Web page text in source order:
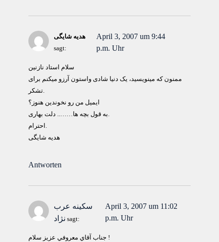
هدیه شایگی
sagt:
April 3, 2007 um 9:44
p.m. Uhr
سلام استاد نازنین
ممنون که مینویسید، یک دنیا شادی واستون آرزو میکنم برای
تشکر.
ایمیل من رو نخوندین هنوز؟
هدیه شایگی
Antworten
سکینه عرب
نژاد sagt:
April 3, 2007 um 11:02
p.m. Uhr
جناب آقاي معروفي عزيز سلام !